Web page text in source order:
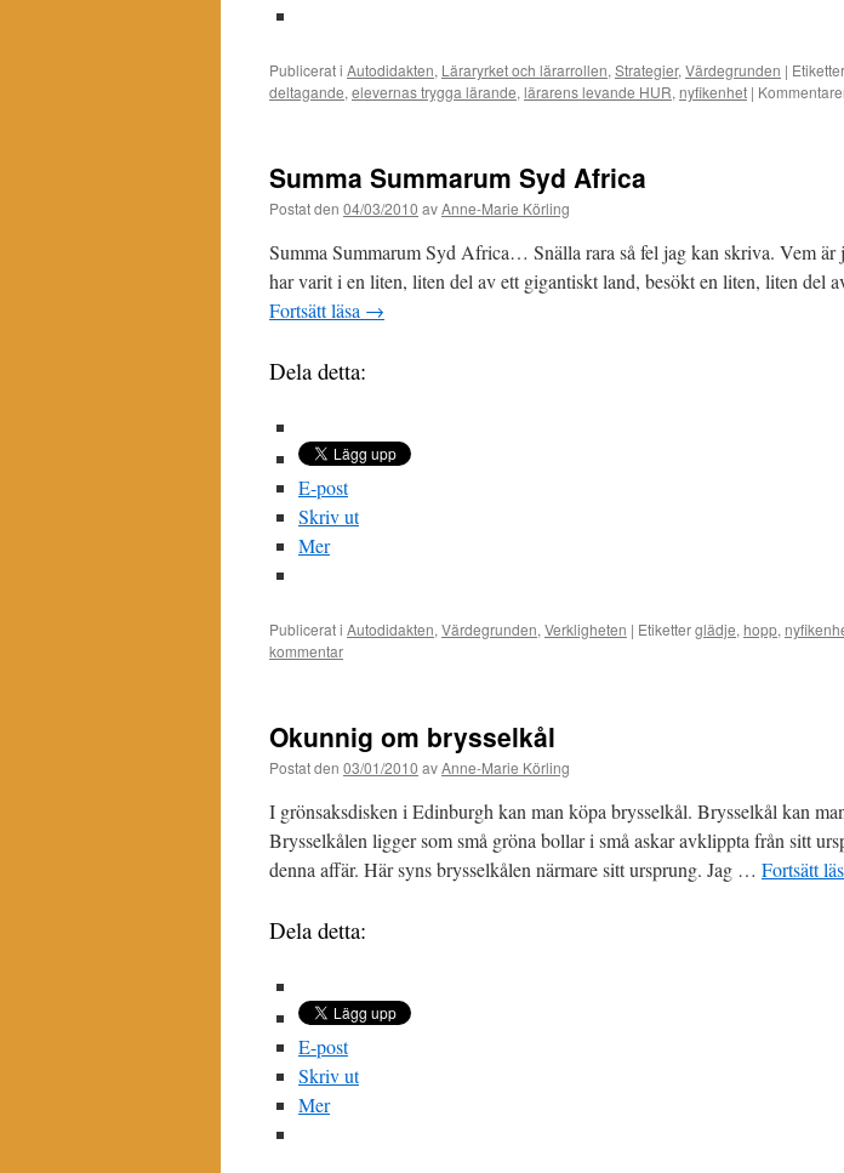
Publicerat i Autodidakten, Läraryrket och lärarrollen, Strategier, Värdegrunden | Etiketter
deltagande, elevernas trygga lärande, lärarens levande HUR, nyfikenhet |
Summa Summarum Syd Africa
Postat den 04/03/2010 avAnne-Marie Körling
Summa Summarum Syd Africa… Snälla rara så fel jag kan skriva. Vem är
har varit i en liten, liten del av ett gigantiskt land, besökt en liten, liten del
Fortsätt läsa →
Dela detta:
E-post
Skriv ut
Mer
Publicerat i Autodidakten, Värdegrunden, Verkligheten | Etiketterglädje, hopp,
kommentar
Okunnig om brysselkål
Postat den 03/01/2010 avAnne-Marie Körling
I grönsaksdisken i Edinburgh kan man köpa brysselkål. Brysselkål kan
Brysselkålen ligger som små gröna bollar i små askar avklippta från sitt
denna affär. Här syns brysselkålen närmare sitt ursprung. Jag … Fortsätt
Dela detta:
E-post
Skriv ut
Mer